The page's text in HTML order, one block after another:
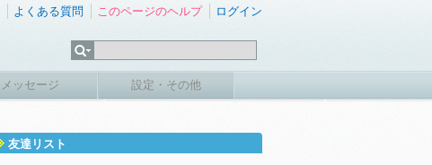
よくある質問 このページのヘルプ ログイン
メッセージ 設定・その他
友達リスト